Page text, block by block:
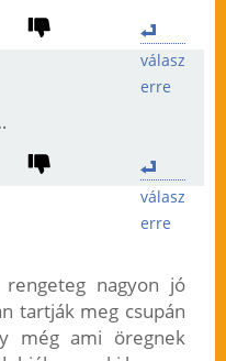
válasz
erre
válasz
erre
nagyon jó
tartják meg csupán
még ami öregnek